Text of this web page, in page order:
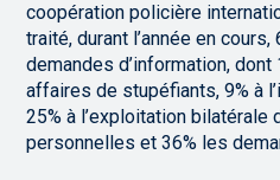
coopération policière
traité, durant l’année en
demandes d’information,
affaires de stupéfiants, 9% à
25% à l’exploitation
personnelles et 36% les